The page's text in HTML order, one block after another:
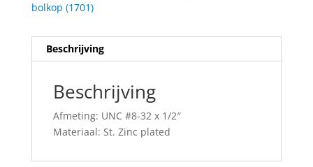
bolkop (1701)
Beschrijving
Beschrijving
Afmeting: UNC #8-32 x 1/2″
Materiaal: St. Zinc plated